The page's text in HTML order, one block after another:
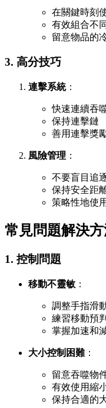
在關鍵時刻
有效組合不
留意物品的
3. 高分技巧
連擊系統：
快速連續吞
保持連擊鏈
善用連擊獎
風險管理 ：
不要盲目追
保持安全距
策略性地使
常見問題解決
1. 控制問題
移動不靈敏 ：
調整手指滑
練習移動預判
掌握加速和
大小控制困難：
留意吞噬物
有效使用縮
保持合適的